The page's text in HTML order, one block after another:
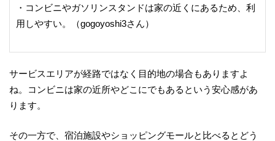
・コンビニやガソリンスタンドは家の近くにあるため、利
用しやすい。（gogoyoshi3さん）
サービスエリアが経路ではなく目的地の場合もありますよ
ね。コンビニは家の近所やどこにでもあるという安心感があ
ります。
その一方で、宿泊施設やショッピングモールと比べるとどう